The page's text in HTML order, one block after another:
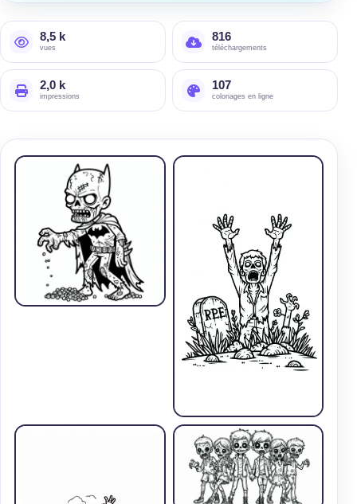
8,5 k
vues
816
téléchargements
2,0 k
impressions
107
coloriages en ligne